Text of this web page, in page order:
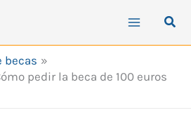
becas
pedir la beca de 100 euros